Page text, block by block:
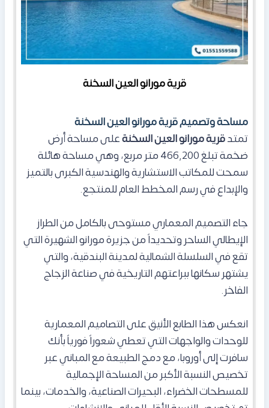
قرية مورانو العين السخنة
مساحة وتصميم قرية مورانو العين السخنة
تمتدقرية مورانو العين السخنةعلى مساحة أرض
ضخمة تبلغ 466,200 متر مربع، وهي مساحة هائلة
سمحت للمكاتب الاستشارية والهندسية الكبرى بالتميز
والإبداع في رسم المخطط العام للمنتجع.
جاء التصميم المعماري مستوحى بالكامل من الطراز
الإيطالي الساحر وتحديداً من جزيرة مورانو الشهيرة التي
تقع في السلسلة الشمالية لمدينة البندقية، والتي
يشتهر سكانها ببراعتهم التاريخية في صناعة الزجاج
الفاخر.
انعكس هذا الطابع الأنيق على التصاميم المعمارية
للوحدات والواجهات التي تعطي شعوراً فورياً بأنك
سافرت إلى أوروبا، مع دمج الطبيعة مع المباني عبر
تخصيص النسبة الأكبر من المساحة الإجمالية
للمسطحات الخضراء، البحيرات الصناعية، والخدمات، بينما